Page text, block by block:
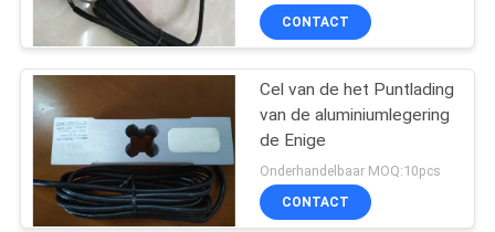
CONTACT
Cel van de het Puntlading
van de aluminiumlegering
de Enige
Onderhandelbaar MOQ:10pcs
CONTACT